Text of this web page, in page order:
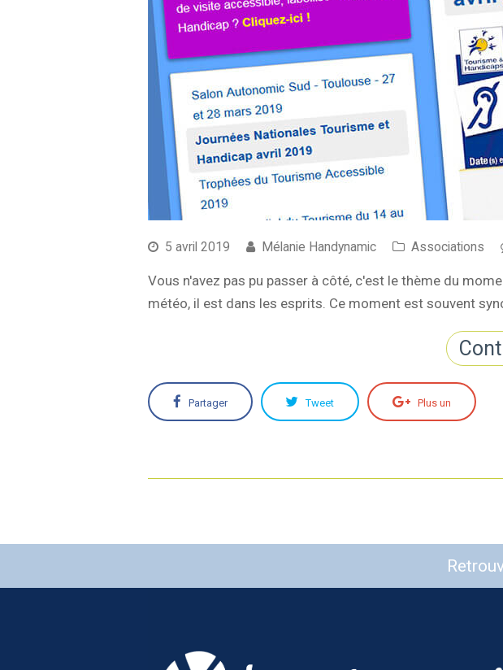
5 avril 2019 Mélanie Handynamic Associations
Vous n'avez pas pu passer à côté, c'est le thème du
météo, il est dans les esprits. Ce moment est souvent
Partager Tweet Plus un